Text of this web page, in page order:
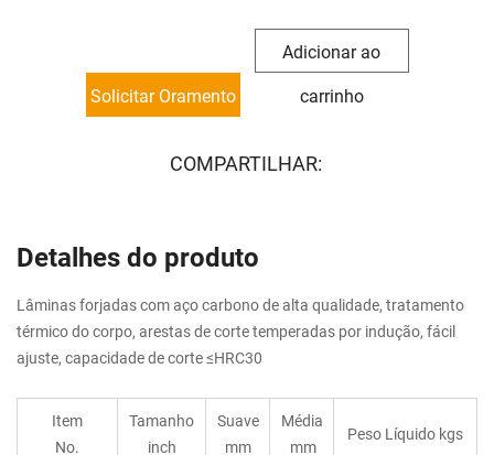
Solicitar Oramento
Adicionar ao
carrinho
COMPARTILHAR:
Detalhes do produto
Lâminas forjadas com aço carbono de alta qualidade, tratamento
térmico do corpo, arestas de corte temperadas por indução, fácil
ajuste, capacidade de corte ≤HRC30
Item
No.
Tamanho
inch
Suave
mm
Média
mm
Peso Líquido kgs